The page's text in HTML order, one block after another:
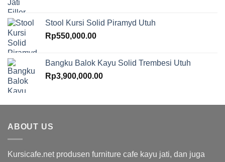
Stool Kursi Solid Piramyd Utuh
Rp550,000.00
Bangku Balok Kayu Solid Trembesi Utuh
Rp3,900,000.00
ABOUT US
Kursicafe.net produsen furniture cafe kayu jati, dan juga